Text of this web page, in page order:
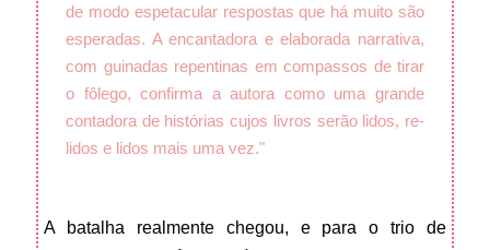
de modo espetacular respostas que há muito são
esperadas. A encantadora e elaborada narrativa,
com guinadas repentinas em compassos de tirar
o fôlego, confirma a autora como uma grande
contadora de histórias cujos livros serão lidos, re-
lidos e lidos mais uma vez."
A batalha realmente chegou, e para o trio de